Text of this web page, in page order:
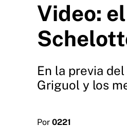
Video:
En la previa
Griguol y los
Por 0221